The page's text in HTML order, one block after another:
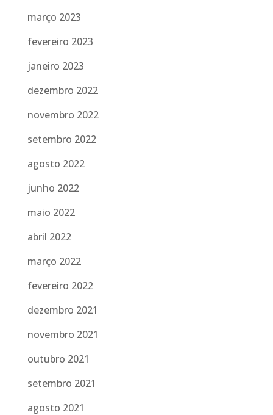
março 2023
fevereiro 2023
janeiro 2023
dezembro 2022
novembro 2022
setembro 2022
agosto 2022
junho 2022
maio 2022
abril 2022
março 2022
fevereiro 2022
dezembro 2021
novembro 2021
outubro 2021
setembro 2021
agosto 2021